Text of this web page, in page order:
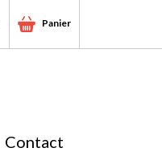
Panier
Contact